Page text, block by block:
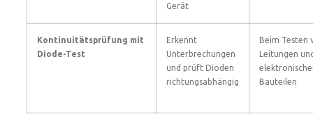
Gerät
Kontinuitätsprüfung mit
Diode-Test
Erkennt
Unterbrechungen
und prüft Dioden
richtungsabhängig
Beim Testen
Leitungen
Bauteilen